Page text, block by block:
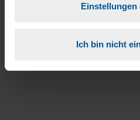
Einstellungen
Ich bin nicht